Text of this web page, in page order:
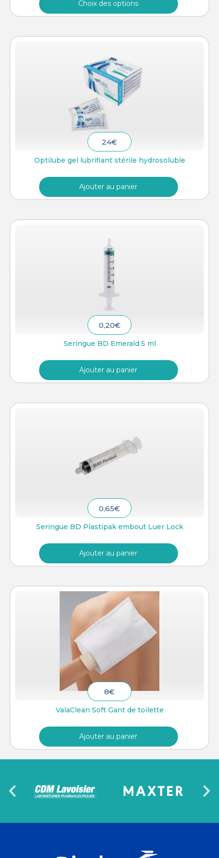
Choix des options
Optilube gel lubrifiant stérile hydrosoluble
24€
Ajouter au panier
Seringue BD Emerald 5 ml
0,20€
Ajouter au panier
Seringue BD Plastipak embout Luer Lock
0,65€
Ajouter au panier
ValaClean Soft Gant de toilette
8€
Ajouter au panier